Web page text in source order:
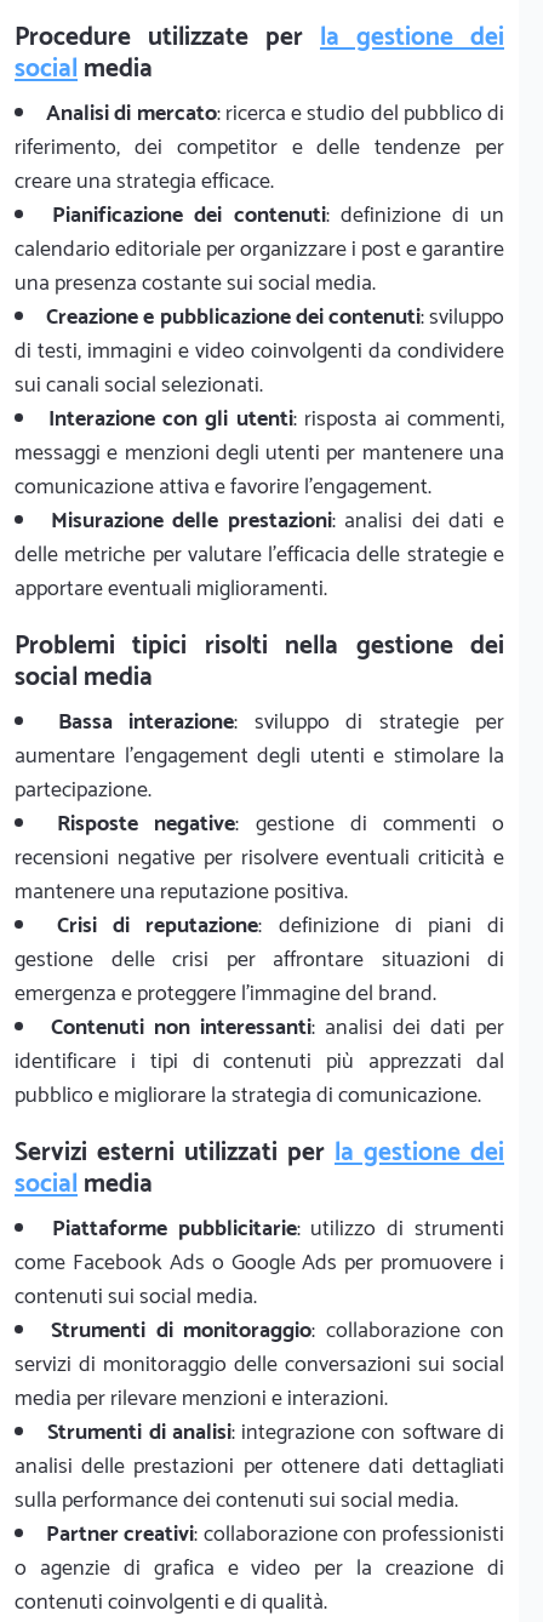
Procedure utilizzate per la gestione dei
socialmedia
Analisi di mercato: ricerca e studio del pubblico di
riferimento, dei competitor e delle tendenze per
creare una strategia efficace.
Pianificazione dei contenuti: definizione di un
calendario editoriale per organizzare i post e garantire
una presenza costante sui social media.
Creazione e pubblicazione dei contenuti: sviluppo
di testi, immagini e video coinvolgenti da condividere
sui canali social selezionati.
Interazione con gli utenti: risposta ai commenti,
messaggi e menzioni degli utenti per mantenere una
comunicazione attiva e favorire l'engagement.
Misurazione delle prestazioni: analisi dei dati e
delle metriche per valutare l'efficacia delle strategie e
apportare eventuali miglioramenti.
Problemi tipici risolti nella gestione dei
social media
Bassa interazione: sviluppo di strategie per
aumentare l'engagement degli utenti e stimolare la
partecipazione.
Risposte negative: gestione di commenti o
recensioni negative per risolvere eventuali criticità e
mantenere una reputazione positiva.
Crisi di reputazione: definizione di piani di
gestione delle crisi per affrontare situazioni di
emergenza e proteggere l'immagine del brand.
Contenuti non interessanti: analisi dei dati per
identificare i tipi di contenuti più apprezzati dal
pubblico e migliorare la strategia di comunicazione.
Servizi esterni utilizzati per la gestione dei
socialmedia
Piattaforme pubblicitarie: utilizzo di strumenti
come Facebook Ads o Google Ads per promuovere i
contenuti sui social media.
Strumenti di monitoraggio: collaborazione con
servizi di monitoraggio delle conversazioni sui social
media per rilevare menzioni e interazioni.
Strumenti di analisi: integrazione con software di
analisi delle prestazioni per ottenere dati dettagliati
sulla performance dei contenuti sui social media.
Partner creativi: collaborazione con professionisti
o agenzie di grafica e video per la creazione di
contenuti coinvolgenti e di qualità.